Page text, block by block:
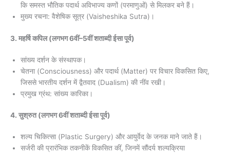
कि समस्त भौतिक पदार्थ अविभाज्य कणों (परमाणुओं) से मिलकर बने हैं।
मुख्य रचना: वैशेषिक सूत्र (Vaisheshika Sutra)।
3. महर्षि कपिल (लगभग 6वीं–5वीं शताब्दी ईसा पूर्व)
सांख्य दर्शन के संस्थापक।
चेतना (Consciousness) और पदार्थ (Matter) पर विचार विकसित किए,
जिससे भारतीय दर्शन में द्वैतवाद (Dualism) की नींव रखी।
प्रमुख ग्रंथ: सांख्य कारिका।
4. सुश्रुत (लगभग 6वीं शताब्दी ईसा पूर्व)
शल्य चिकित्सा (Plastic Surgery) और आयुर्वेद के जनक माने जाते हैं।
सर्जरी की प्रारंभिक तकनीकें विकसित कीं, जिनमें सौंदर्य शल्यक्रिया